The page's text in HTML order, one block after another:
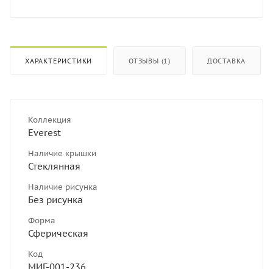
ХАРАКТЕРИСТИКИ ОТЗЫВЫ (1) ДОСТАВКА
Коллекция
Everest
Наличие крышки
Стеклянная
Наличие рисунка
Без рисунка
Форма
Сферическая
Код
МИГ-001-236